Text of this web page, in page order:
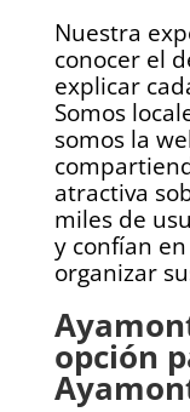
Nuestra
conocer el
explicar
Somos
somos la
atractiva
miles de
y confían
organizar
opción